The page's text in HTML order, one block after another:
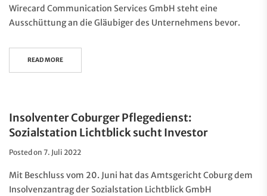
Wirecard Communication Services GmbH steht eine
Ausschüttung an die Gläubiger des Unternehmens bevor.
READ MORE
Insolventer Coburger Pflegedienst:
Sozialstation Lichtblick sucht Investor
Posted on 7. Juli 2022
Mit Beschluss vom 20. Juni hat das Amtsgericht Coburg dem
Insolvenzantrag der Sozialstation Lichtblick GmbH